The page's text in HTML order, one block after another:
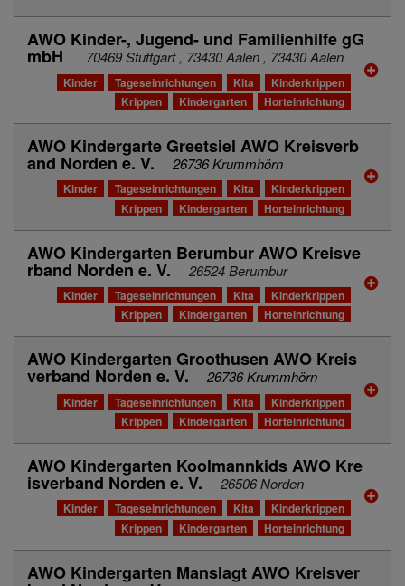
AWO Kinder-, Jugend- und Familienhilfe gG
mbH 70469 Stuttgart , 73430 Aalen , 73430 Aalen
Kinder Tageseinrichtungen Kita
Kinderkrippen
Krippen
Kindergarten Horteinrichtung
AWO Kindergarte Greetsiel AWO Kreisverb
and Norden e. V. 26736 Krummhörn
Kinder Tageseinrichtungen Kita
Kinderkrippen
Krippen
Kindergarten Horteinrichtung
AWO Kindergarten Berumbur AWO Kreisve
rband Norden e. V. 26524 Berumbur
Kinder Tageseinrichtungen Kita
Kinderkrippen
Krippen
Kindergarten Horteinrichtung
AWO Kindergarten Groothusen AWO Kreis
verband Norden e. V. 26736 Krummhörn
Kinder Tageseinrichtungen Kita
Kinderkrippen
Krippen
Kindergarten Horteinrichtung
AWO Kindergarten Koolmannkids AWO Kre
isverband Norden e. V. 26506 Norden
Kinder Tageseinrichtungen Kita
Kinderkrippen
Krippen
Kindergarten Horteinrichtung
AWO Kindergarten Manslagt AWO Kreisver